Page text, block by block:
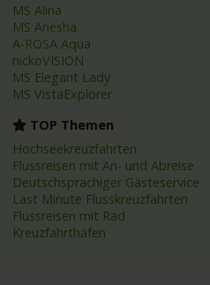
MS Alina
MS Anesha
A-ROSA Aqua
nickoVISION
MS Elegant Lady
MS VistaExplorer
TOP Themen
Hochseekreuzfahrten
Flussreisen mit An- und Abreise
Deutschsprachiger Gästeservice
Last Minute Flusskreuzfahrten
Flussreisen mit Rad
Kreuzfahrthäfen